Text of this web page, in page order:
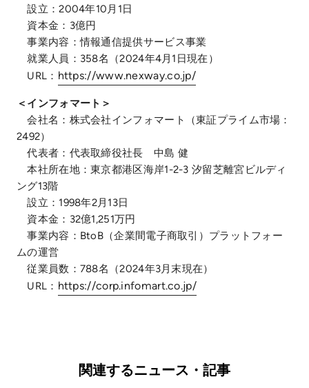
設立：2004年10月1日
資本金：3億円
事業内容：情報通信提供サービス事業
就業人員：358名（2024年4月1日現在）
URL： https://www.nexway.co.jp/
＜インフォマート＞
会社名：株式会社インフォマート（東証プライム市場：
2492）
代表者：代表取締役社長 中島 健
本社所在地：東京都港区海岸1-2-3 汐留芝離宮ビルディ
ング13階
設立：1998年2月13日
資本金：32億1,251万円
事業内容：BtoB（企業間電子商取引）プラットフォー
ムの運営
従業員数：788名（2024年3月末現在）
URL： https://corp.infomart.co.jp/
関連するニュース・記事